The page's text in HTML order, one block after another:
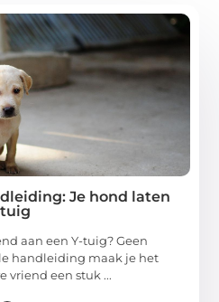
Je hond laten
aan een Y-tuig? Geen
handleiding maak je het
vriend een stuk ...